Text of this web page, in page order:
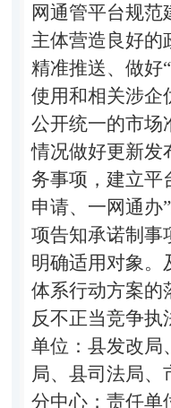
网通管平台规范
主体营造良好的
精准推送、做好“
使用和相关涉企
公开统一的市场
情况做好更新发
务事项，建立平
申请、一网通办”
项告知承诺制事
明确适用对象。
体系行动方案的
反不正当竞争
单位：县发改局
局、县司法局
分中心；责任单